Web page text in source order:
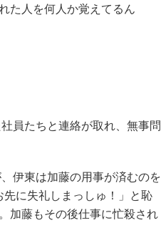
た人を何人か覚えてるん
員たちと連絡が取れ、無事問
伊東は加藤の用事が済むのを
に失礼しまっしゅ！」と恥
加藤もその後仕事に忙殺され